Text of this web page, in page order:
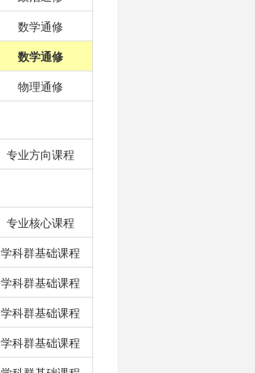
数学通修
数学通修
物理通修
专业方向课程
专业核心课程
学科群基础课程
学科群基础课程
学科群基础课程
学科群基础课程